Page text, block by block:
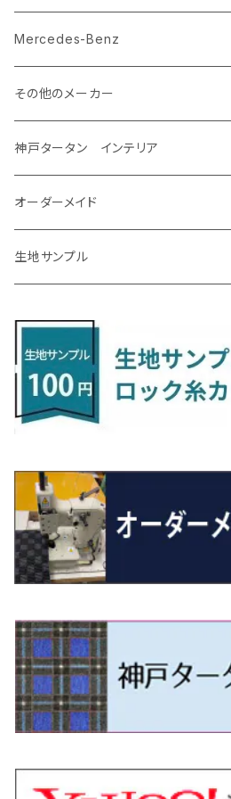
クラウンスポーツ
クラウン・マジェスタ
グランエース
コペン
サイ（ＳＡＩ）
H24/4～ 50系後期/160系
シエンタ
H15/9～ 6・7人乗
スープラ
H24/7～R2/12 140系
センチュリー
H9/4～R5/9 50/60系
タウンエース・トラック
H20/2～ 400系
タウンエース・バン
H20/2～ 400系
タンク
H28/11～R2/9 M900A・M910A
H26/1～R4/1 80系
ハイエースバン／レジアスエースバン
マーチ
モコ
ラティオ
ラフェスタ
リーフ
H29/10～R7/10 ZE1
R2/3～ B40系/BB系
ジェイド
シビック
シビック タイプアール
シャトル
スーパーONE
H27/4～R4/5 RP1/2/3/4/5
R4/5～ RP6/7/8
ストリーム
H18/7~H26/5 7人乗 RN6/7/8/9
H24/4~H26/5 6人乗 RN6/7/8/9
バモス
H15/4～Ｈ30/5 HM3・HM4
フィット/フィットハイブリッド
H25/9～R2/2 GK/GP系
R2/2～ GR/GS系
フリード/フリードハイブリッド
H23/10～H28/9 GB3/4・GP3
H28/9～R6/6 GB5/6/7/8
R6/6～ 5人乗 GT2/4/6/8
フリードスパイク/フリードスパイクHV
H22/7～H28/9 GB3/4
フリード+（プラス）/+ハイブリッド
H28/9～R6/6 GB5/6/7/8
R7/9～ BF1
レジェンド
H12/5～H28/8 20/30系
H31/4～R7/12 50系
アイシス
H24/6～H29/12 10系
アクア
H23/12～R3/7 NHP10
R3/7～ MXPK系
アベンシス
H23/9～H30/4 270系
アリオン
H23/10～R3/3 260系
アルファード/ヴェルファイアＨＶ
H27/1～R5/6 30系
R5/6～ 40系
H24/4～29/10 20系
ヴィッツ
H22/12～R2/3 130系
ヴォクシー
H26/1～R4/1 80系
R4/1～ 90系
エスクァイア
H26/10～R3/12 80系
エスティマ
H18/1～H24/5（前期）
H24/5～R1/10（後期）
エスティマ・ハイブリッド
H18/6～H24/5（前期）
H24/5～R1/10（後期）
オーリス
H24/8～H30/3 180系
カムリ
R5/12〜 4人乗 TAWH15W
R6/5～ 6人乗 TAWH15W
ＬＳ４６０
H18/9～H29/10
ＬＳ６００ｈ
H19/5～H29/10
ＬＳ５００/ＬＳ５００ｈ
H29/10～
ＬＸ
H27/9～R3/10 URJ201W
ＮＸ
R3/11～ 20系
H26/10～
ＲＸ
H27/10～R4/7 20系5人乗
H29/12～R4/7 20系7人乗
R4/11～ 10系
ＵＸ
H30/11～
H25/12～R4/7 T32
R4/7～ T33
エルグランド
H22/8～R8/7 E52
R8/7～ E53
オーラ
R3/8～ E13
ＮＶ３５０キャラバン
H24/6～ E26 3人乗
H24/6～ E26 5・6人乗
キューブ
H14/10～R2/3 Z11・Z12
キックス
R2/6~R8/6 15系(e-POWER)
R8/6～ 16系
H11/6～H16/10 Y34
サクラ
R4/5～ B6AW
シーマ
H13/1～R4/8 F50・Y51
シルビア
H3/1～H11/1 S13・S14
H11/1～H14/11 S15
シルフィ
H24/12～R3/10 TB17
ジューク
H22/6～R2/6 F15
スカイライン
H13/6～H18/11 V35
H26/2～ V37
スカイライン・クロスオーバー
H27/4～H30/3 YAM
クロストレック
R4/9～ GU系
サンバーバン/ディアス
H11/2～H24/2 TV系
H24/4～R4/1 S3系
サンバートラック
H24/2～H26/9 S200系
H26/9～ S500系
シフォン
H28/12～R1/7 LA600/610
ジャスティ
H23/5～ LA100系
ソルテラ
R4/5~ XEAM10X・YEAM15X
ディアスワゴン
H21/9～R2/4 S300系
トレジア
H22/11～H28/3 120系
フォレスター
H14/2～ SG/SH/SJ/SK系
プレオ
H22/4～H30/3 L275/285
プレオプラス
H24/12～H29/5 LA300/310
レヴォーグ
R4/9～ KH系
ＭＡＺＤＡ２
R1/9～ DJ系
ＭＡＺＤＡ３
R1/5～ BP系
ＭＡＺＤＡ６
R1/8～ GJ系
ＭＸ－３０
R2/10～ DREJ3P
アクセラ/アクセラ・スポーツ
H24/11～R1/8 GJ系
キャロル
H27/1～ HB36/37/97S
キャロルエコ
H24/11～H27/1 HB35S
スクラム
H17/9～ DG64/DG17
スクラムトラック
H25/9～ DG16T
デミオ
H19/7～R1/7 DE/DJ系
ビアンテ
H20/7～30/3 CC系
ファミリア バン
H30/6～ 160系
H27/9～R5/6 LA250/260S
グランマックスカーゴ
R2/9～ S403/413V
グランマックストラック
R2/9～ S403/413P
コペン
H14/6～ L880/LA400K
タフト
R2/6～ LA900/910S
タント
R1/7～ LA650/660
H28/11～ M900系
ハイゼット・キャディー
H28/6～R3/9 LA700V
ハイゼット・カーゴ
H16/12～ S300/S700系
ハイゼット・トラック
H11/1～ S200/S500系
ブーン
H28/4～R5/12 M700系
ミラ
H18/12～ L275/285
ミラ・イース
H23/9～ LA300系
ミラ・ココア
H26/12～R3/12 HA36
R3/12～ HA37/97S
アルトラパン/アルトラパンショコラ
H20/11～ HE22/33S
アルトラパンLC
R4/6～ HE33S
イグニス
H28/2～ FF21S
エスクード
H17/5～H27/10 TA/TD系
エブリィ
H13/9～ DA系
クロスビー(XBEE)
H29/12～R7/10 MN71S
ジムニー
H3/6～ JA/JB系
ジムニーノマド
R7/4～ JC74W
ジムニーワイド/ジムニーシエラ
H10/1～H14/1 JB33/43W
H14/1～ JB43/74W
スイフト/スイフトスポーツ
H22/9～ スイフト
H23/12～
スペーシア/スペーシアカスタム/スペ
H25/3～R5/11
R5/11～ MK54S・MK94S
スペーシアベース
H26/2～ B11A/B30系/BA系
ｅｋスペースカスタム/ｅｋクロススペー
H26/2～ B11A/B30系
ｅｋワゴン
H25/6～ B11W/B30系
ｅｋカスタム/ｅｋクロス
H25/6～H31/3 ｅｋカスタム
H31/3～ ｅｋクロス
ekクロスEV
R4/6～ B5AW
アイミーブ
H24/10～R2/12 GF系
アウトランダーＰＨＥＶ
H25/1～ GG/GN系 5人乗
エクリプスクロス/エクリプスクロス
H30/3～ GK/GL系
タウンボックス
H26/2～ DS17/64W
ディグニティ
H24/7～H29/1 BHGY51
デリカＤ：２
H23/3～ MB系
デリカＤ：３
H23/10～H31/4 BM20 7人乗
デリカＤ：５
H23/12～28/8 RM1/4
H30/8～R4/12 RW1/2・RT5/6 5人乗り
CR-Z
H22/2～29/1 ZF1・ZF2
NBOX/NBOXカスタム
H23/12～H29/9 JF1/2
H29/9～R5/10 JF3/4
NBOXプラス/NBOXプラスカスタム
H24/7～H29/8 JF1/2
NBOXスラッシュ
H26/12～R2/2 JF1/2
NBOXジョイ
H24/11～R2/3 JG1・JG2
R2/11～ JG3・JG4
N-ONE e:
R7/9~ JG5
N-VAN
H30/7～ JJ1・JJ2
N-VAN e:
R6/10~ JJ3
N‐WGN/N‐WGNカスタム
H25/11～ JH1・JH2・JH3・JH4
S660
H27/4～R3/12 JW5
WR-V
R6/3～ DG5
ZR-V
アップ
H24/10～R3/3 AA系
アルテオン
H29/10～ ３HD系
ゴルフ
H25/4～R3/4 AU系
R3/6～ CDD系
H16/4～28/1 １T系 トゥラン
シャラン
H23/2～ 7N系
Tクロス
R2/7～ A1D系
ティグアン
H20/9～H29/1 5NC系
トゥアレグ
H15/9～H30/4 7L/7P系
パサート
H23/5～H27/7 3CCAX
H27/7～ 3CC/3CD系
ザ・ビートル
H24/4～R3/4 16C系
ポロ
H21/10～H30/3 6RC系
H30/3～ AW系
Mercedes-Benz
Ａクラス
H24/11～30/10
H30/10～
Ｂクラス
H24/4～R1/6
Ｃクラス
H26/7～R4/2
ＣＬＡクラス
H27/6～R1/8
ＣＬＳクラス
H30/6～
Ｅクラス
H28/7～
ＧＬＡクラス
H26/5～R2/6
ＧＬＥクラス
R1/6～
Ｓクラス
H25/10～R3/10
Ｖクラス
H27/4～
その他のメーカー
MINI
MINIクロスオーバー
神戸タータン インテリア
ラグマット
ラグマットセカンド（L）
ラグマットミニ（S）
オーダーメイド
生地サンプル